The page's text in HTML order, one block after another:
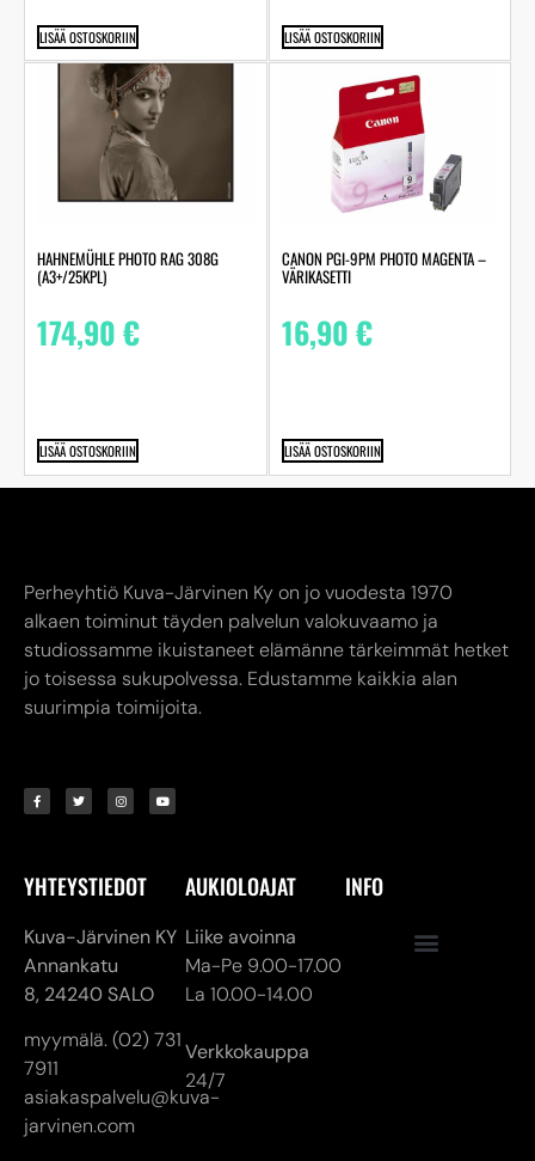
LISÄÄ OSTOSKORIIN LISÄÄ OSTOSKORIIN
HAHNEMÜHLE PHOTO RAG 308G
(A3+/25KPL)
174,90€
LISÄÄ OSTOSKORIIN
CANON PGI-9PM PHOTO MAGENTA –
VÄRIKASETTI
16,90€
LISÄÄ OSTOSKORIIN
Perheyhtiö Kuva-Järvinen Ky on jo vuodesta 1970
alkaen toiminut täyden palvelun valokuvaamo ja
studiossamme ikuistaneet elämänne tärkeimmät hetket
jo toisessa sukupolvessa. Edustamme kaikkia alan
suurimpia toimijoita.
YHTEYSTIEDOT
Kuva-Järvinen KY
Annankatu
8, 24240 SALO
myymälä. (02) 731
7911
asiakaspalvelu@kuva-
jarvinen.com
AUKIOLOAJAT
Liike avoinna
Ma-Pe 9.00-17.00
La 10.00-14.00
Verkkokauppa
24/7
INFO